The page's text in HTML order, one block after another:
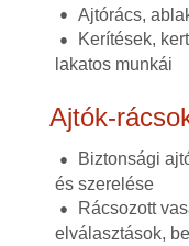
Ajtórács,
Kerítések,
lakatos munkái
Ajtók-
Biztonsági
és szerelése
Rácsozott
elválasztások,